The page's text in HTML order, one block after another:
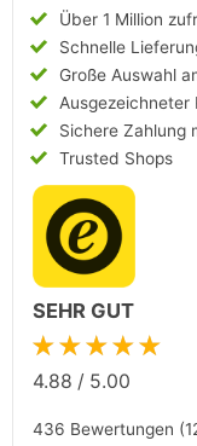
Über 1 Million
Schnelle
Große Auswahl
Ausgezeichneter
Sichere Zahlung
Trusted Shops
SEHR GUT
★★★★★
4.88 / 5.00
436 Bewertungen